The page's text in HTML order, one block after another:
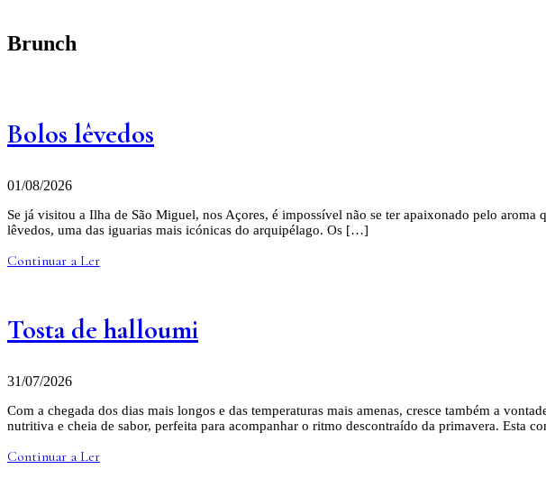
Brunch
Bolos lêvedos
01/08/2026
Se já visitou a Ilha de São Miguel, nos Açores, é impossível não se ter apaixonado pelo
lêvedos, uma das iguarias mais icónicas do arquipélago. Os […]
Continuar a Ler
Tosta de halloumi
31/07/2026
Com a chegada dos dias mais longos e das temperaturas mais amenas, cresce também a
nutritiva e cheia de sabor, perfeita para acompanhar o ritmo descontraído da primavera. Esta
Continuar a Ler